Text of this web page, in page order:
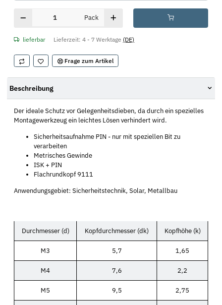
Pack
lieferbar Lieferzeit: 4 - 7 Werktage (DE)
Frage zum Artikel
Beschreibung
Der ideale Schutz vor Gelegenheitsdieben, da durch ein spezielles
Montagewerkzeug ein leichtes Lösen verhindert wird.
Sicherheitsaufnahme PIN - nur mit speziellen Bit zu
verarbeiten
Metrisches Gewinde
ISK + PIN
Flachrundkopf 9111
Anwendungsgebiet: Sicherheitstechnik, Solar, Metallbau
Durchmesser (d) Kopfdurchmesser (dk) Kopfhöhe (k)
M3 5,7 1,65
M4 7,6 2,2
M5 9,5 2,75